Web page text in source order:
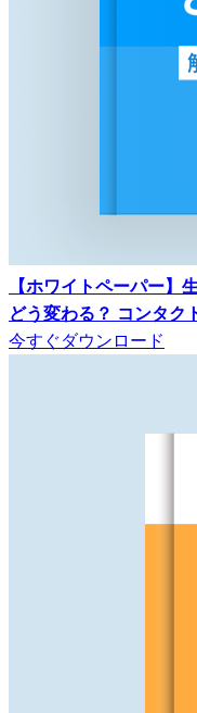
【ホワイトペーパー
どう変わる？ コンタク
今すぐダウンロード